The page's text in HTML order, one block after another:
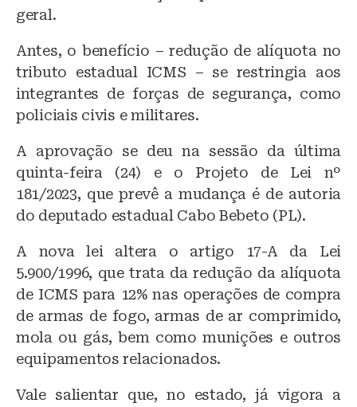
k
geral.
Antes, o benefício – redução de alíquota no
tributo estadual ICMS – se restringia aos
integrantes de forças de segurança, como
policiais civis e militares.
A aprovação se deu na sessão da última
quinta-feira (24) e o Projeto de Lei nº
181/2023, que prevê a mudança é de autoria
do deputado estadual Cabo Bebeto (PL).
A nova lei altera o artigo 17-A da Lei
5.900/1996, que trata da redução da alíquota
de ICMS para 12% nas operações de compra
de armas de fogo, armas de ar comprimido,
mola ou gás, bem como munições e outros
equipamentos relacionados.
Vale salientar que, no estado, já vigora a